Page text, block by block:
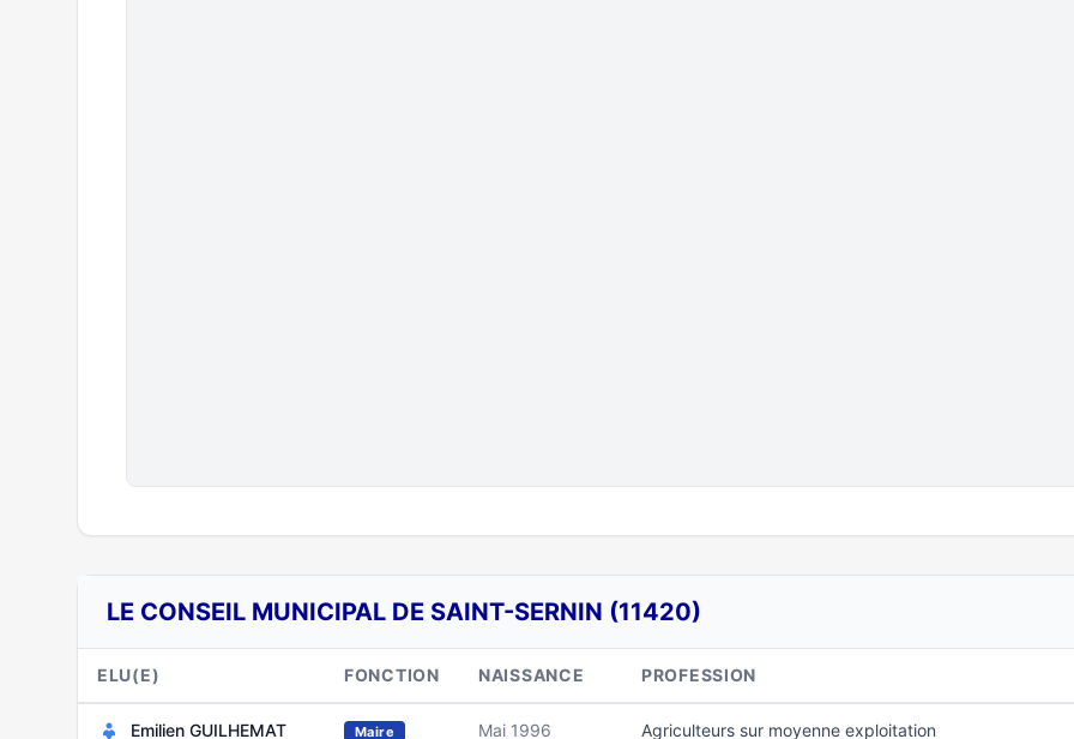
LE CONSEIL MUNICIPAL DE SAINT-SERNIN (11420)
ELU(E) FONCTION NAISSANCE PROFESSION
Emilien GUILHEMAT Maire Mai 1996 Agriculteurs sur moyenne exploitation